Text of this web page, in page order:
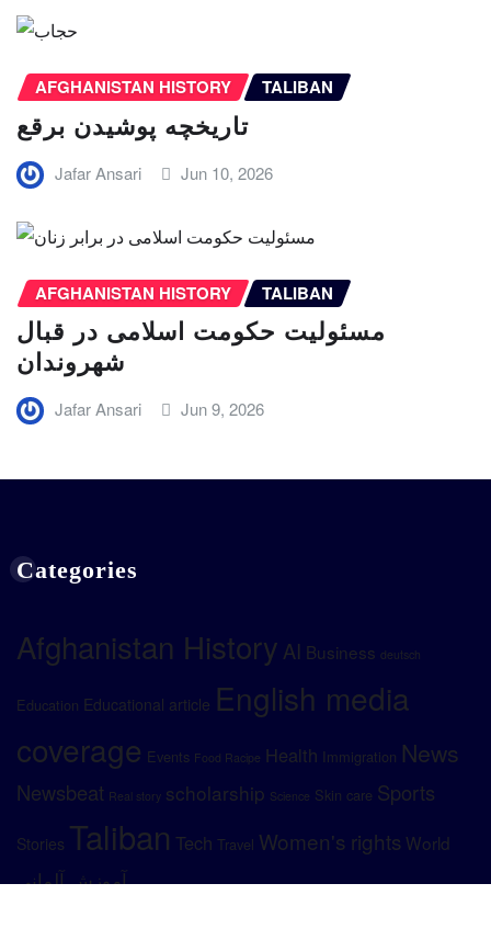
AFGHANISTAN HISTORY TALIBAN
تاریخچه پوشیدن برقع
Jafar Ansari Jun 10, 2026
AFGHANISTAN HISTORY TALIBAN
مسئولیت حکومت اسلامی در قبال
شهروندان
Jafar Ansari Jun 9, 2026
Categories
Afghanistan History AI Business deutsch
Education Educational article English media
coverage Events Food Racipe Health Immigration News
Newsbeat Real story scholarship Science Skin care Sports
Stories Taliban Tech Travel Women's rights World
آموزش آلمانی